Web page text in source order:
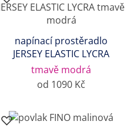
napínací prostěradlo
JERSEY ELASTIC LYCRA
tmavě modrá
od 1090 Kč